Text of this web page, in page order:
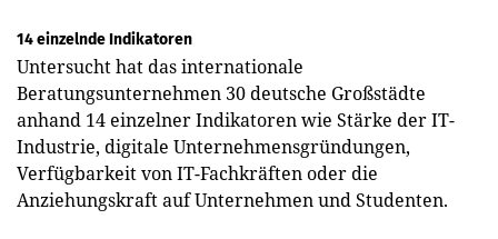
14 einzelnde Indikatoren
Untersucht hat das internationale
Beratungsunternehmen 30 deutsche Großstädte
anhand 14 einzelner Indikatoren wie Stärke der IT-
Industrie, digitale Unternehmensgründungen,
Verfügbarkeit von IT-Fachkräften oder die
Anziehungskraft auf Unternehmen und Studenten.